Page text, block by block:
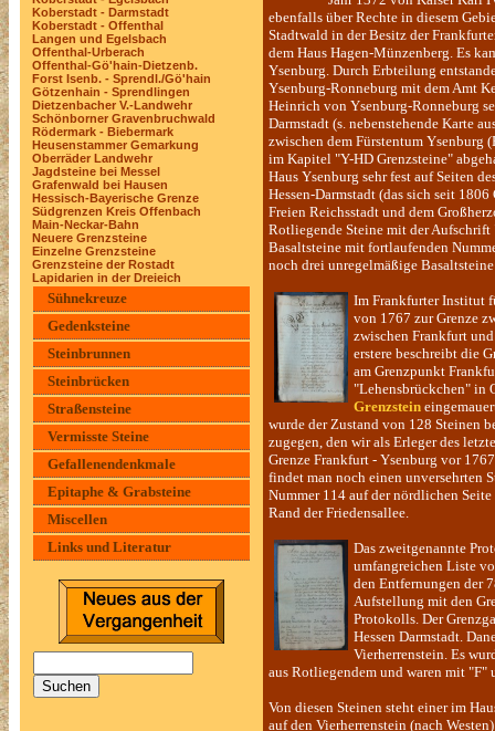
Koberstadt - Darmstadt
Koberstadt - Offenthal
Langen und Egelsbach
Offenthal-Urberach
Offenthal-Gö'hain-Dietzenb.
Forst Isenb. - Sprendl./Gö'hain
Götzenhain - Sprendlingen
Dietzenbacher V.-Landwehr
Schönborner Gravenbruchwald
Rödermark - Biebermark
Heusenstammer Gemarkung
Oberräder Landwehr
Jagdsteine bei Messel
Grafenwald bei Hausen
Hessisch-Bayerische Grenze
Südgrenzen Kreis Offenbach
Main-Neckar-Bahn
Neuere Grenzsteine
Einzelne Grenzsteine
Grenzsteine der Rostadt
Lapidarien in der Dreieich
Sühnekreuze
Gedenksteine
Steinbrunnen
Steinbrücken
Straßensteine
Vermisste Steine
Gefallenendenkmale
Epitaphe & Grabsteine
Miscellen
Links und Literatur
ebenfalls über Rechte in diesem
Stadtwald in der Besitz der
dem Haus Hagen-Münzenberg. Es
Ysenburg. Durch Erbteilung
Ysenburg-Ronneburg mit dem Amt
Heinrich von Ysenburg-Ronneburg
Darmstadt (s. nebenstehende Karte
zwischen dem Fürstentum Ysenburg
im Kapitel "Y-HD Grenzsteine"
Haus Ysenburg sehr fest auf Seiten
Hessen-Darmstadt (das sich seit
Freien Reichsstadt und dem
Rotliegende Steine mit der Aufschrift
Basaltsteine mit fortlaufenden
noch drei unregelmäßige
Im Frankfurter Institut
von 1767 zur Grenze
zwischen Frankfurt
erstere beschreibt die
am Grenzpunkt
"Lehensbrückchen" in
Grenzstein
wurde der Zustand von 128 Steinen
zugegen, den wir als Erleger des
Grenze Frankfurt - Ysenburg vor
findet man noch einen unversehrten
Nummer 114 auf der nördlichen
Rand der Friedensallee.
Das zweitgenannte
umfangreichen Liste
den Entfernungen der
Aufstellung mit den
Protokolls. Der
Hessen Darmstadt.
Vierherrenstein. Es
aus Rotliegendem und waren mit "F"
Von diesen Steinen steht einer im
auf den Vierherrenstein (nach